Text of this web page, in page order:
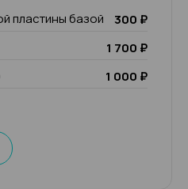
пластины базой
300 ₽
1 700 ₽
1 000 ₽